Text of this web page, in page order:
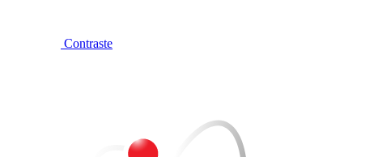
Contraste